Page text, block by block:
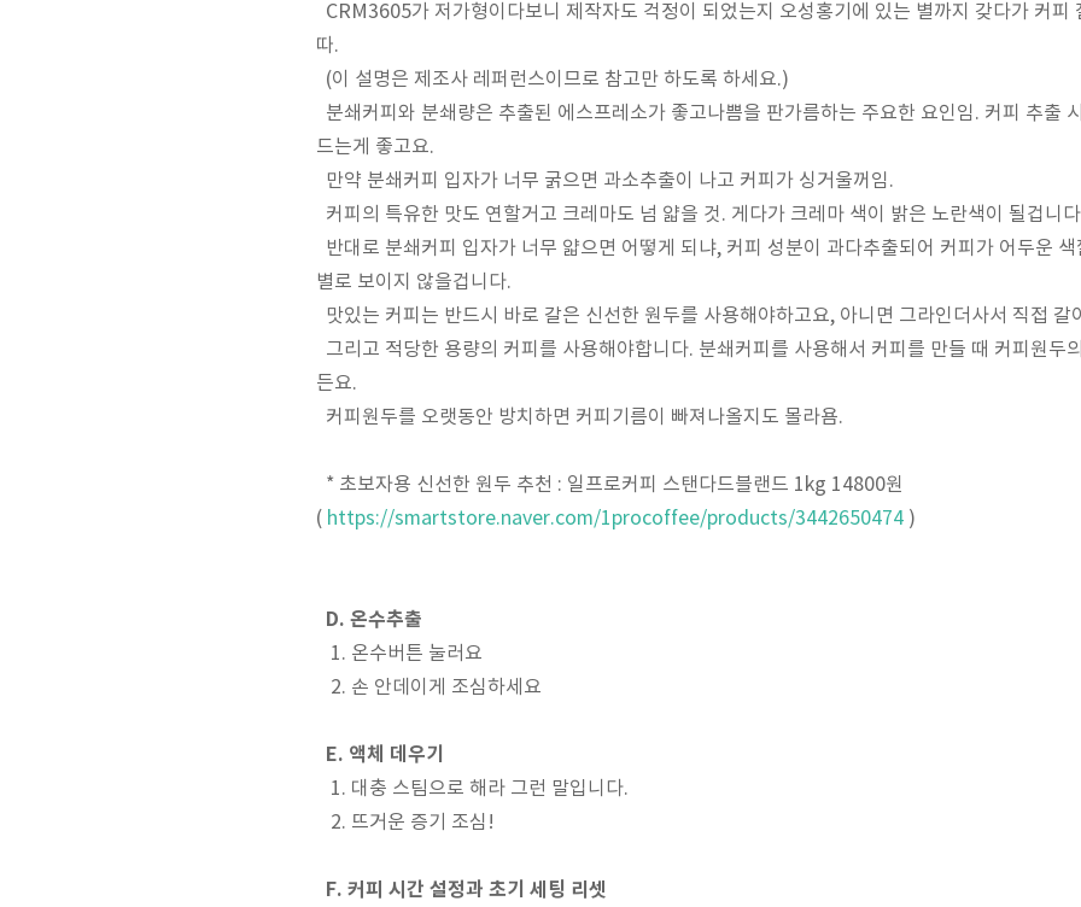
CRM3605가 저가형이다보니 제작자도 걱정이 되었는지 오성홍기에 있는 별까지 갖다가 커피
따.
(이 설명은 제조사 레퍼런스이므로 참고만 하도록 하세요.)
분쇄커피와 분쇄량은 추출된 에스프레소가 좋고나쁨을 판가름하는 주요한 요인임. 커피 추출
드는게 좋고요.
만약 분쇄커피 입자가 너무 굵으면 과소추출이 나고 커피가 싱거울꺼임.
커피의 특유한 맛도 연할거고 크레마도 넘 얇을 것. 게다가 크레마 색이 밝은 노란색이 될겁니
반대로 분쇄커피 입자가 너무 얇으면 어떻게 되냐, 커피 성분이 과다추출되어 커피가 어두운
별로 보이지 않을겁니다.
맛있는 커피는 반드시 바로 갈은 신선한 원두를 사용해야하고요, 아니면 그라인더사서 직접 갈
그리고 적당한 용량의 커피를 사용해야합니다. 분쇄커피를 사용해서 커피를 만들 때 커피원두
든요.
커피원두를 오랫동안 방치하면 커피기름이 빠져나올지도 몰라욤.
* 초보자용 신선한 원두 추천 : 일프로커피 스탠다드블랜드 1kg 14800원
( https://smartstore.naver.com/1procoffee/products/3442650474 )
D. 온수추출
1. 온수버튼 눌러요
2. 손 안데이게 조심하세요
E. 액체 데우기
1. 대충 스팀으로 해라 그런 말입니다.
2. 뜨거운 증기 조심!
F. 커피 시간 설정과 초기 세팅 리셋